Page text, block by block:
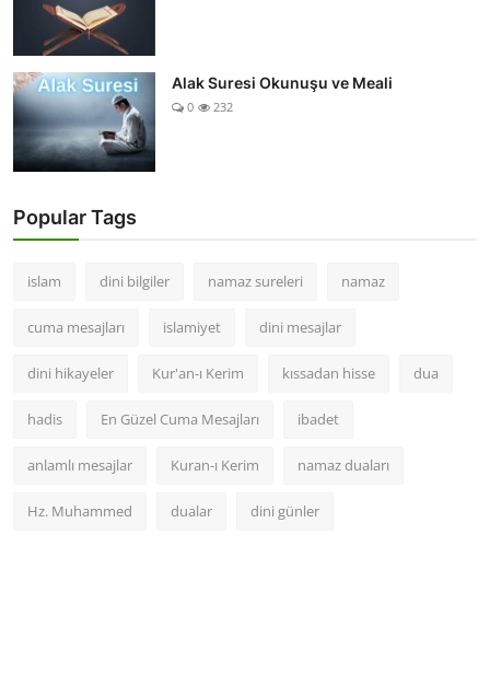
Alak Suresi Okunuşu ve Meali
0 232
Popular Tags
islam dini bilgiler namaz sureleri namaz
cuma mesajları islamiyet dini mesajlar
dini hikayeler Kur'an-ı Kerim kıssadan hisse dua
hadis En Güzel Cuma Mesajları ibadet
anlamlı mesajlar Kuran-ı Kerim namaz duaları
Hz. Muhammed dualar dini günler